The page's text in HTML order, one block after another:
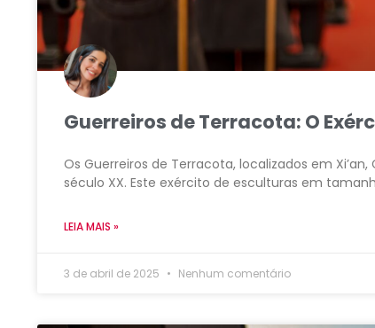
​Guerreiros de Terracota: O
Os Guerreiros de Terracota, localizados em
século XX. Este exército de esculturas em
LEIA MAIS »
3 de abril de 2025 Nenhum comentário